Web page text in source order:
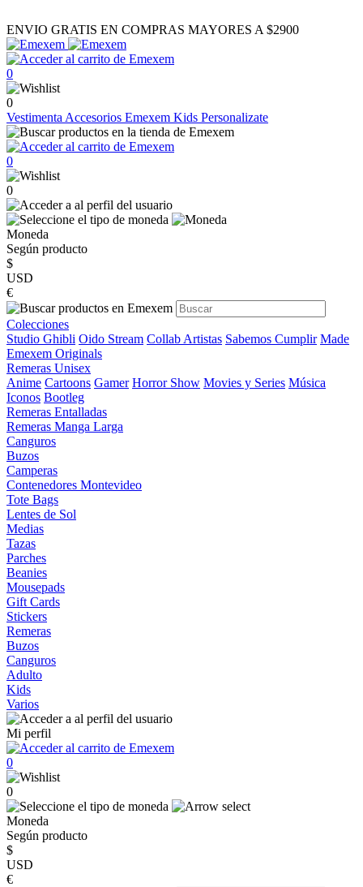
ENVIO GRATIS EN COMPRAS MAYORES A $2900
0
0
Vestimenta Accesorios Emexem Kids Personalizate
0
0
Moneda
Según producto
$
USD
€
Colecciones
Studio Ghibli Oido Stream Collab Artistas Sabemos Cumplir Made
Emexem Originals
Remeras Unisex
Anime Cartoons Gamer Horror Show Movies y Series Música
Iconos Bootleg
Remeras Entalladas
Remeras Manga Larga
Canguros
Buzos
Camperas
Contenedores Montevideo
Tote Bags
Lentes de Sol
Medias
Tazas
Parches
Beanies
Mousepads
Gift Cards
Stickers
Remeras
Buzos
Canguros
Adulto
Kids
Varios
Mi perfil
0
0
Moneda
Según producto
$
USD
€